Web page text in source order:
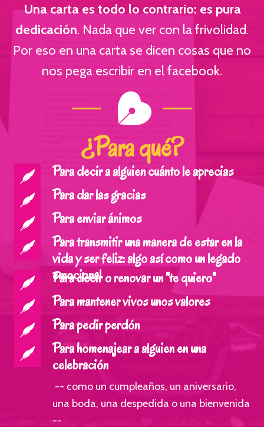
Una carta es todo lo contrario: es pura
dedicación. Nada que ver con la frivolidad.
Por eso en una carta se dicen cosas que no
nos pega escribir en el facebook.
¿Para qué?
Para decir a alguien cuánto le aprecias
Para dar las gracias
Para enviar ánimos
Para transmitir una manera de estar en la
vida y ser feliz: algo así como un legado
emocional
Para decir o renovar un "te quiero"
Para mantener vivos unos valores
Para pedir perdón
Para homenajear a alguien en una
celebración
-- como un cumpleaños, un aniversario,
una boda, una despedida o una bienvenida
--